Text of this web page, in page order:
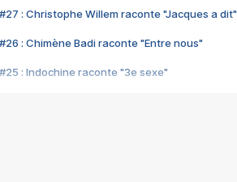
#27 : Christophe Willem raconte "Jacques a dit"
#26 : Chimène Badi raconte "Entre nous"
#25 : Indochine raconte "3e sexe"